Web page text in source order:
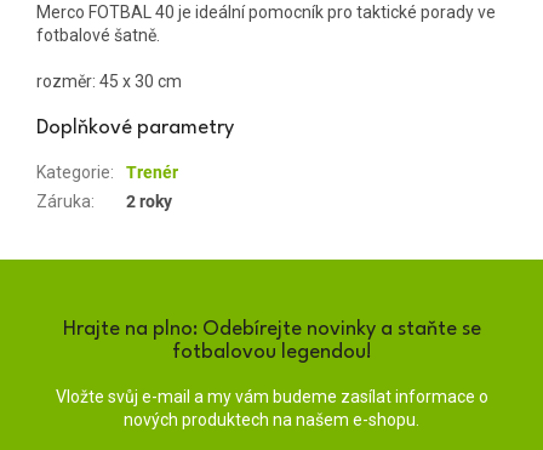
Merco FOTBAL 40 je ideální pomocník pro taktické porady ve
fotbalové šatně.
rozměr: 45 x 30 cm
Doplňkové parametry
Kategorie:
Trenér
Záruka: 2 roky
Hrajte na plno: Odebírejte novinky a staňte se
fotbalovou legendou!
Vložte svůj e-mail a my vám budeme zasílat informace o
nových produktech na našem e-shopu.